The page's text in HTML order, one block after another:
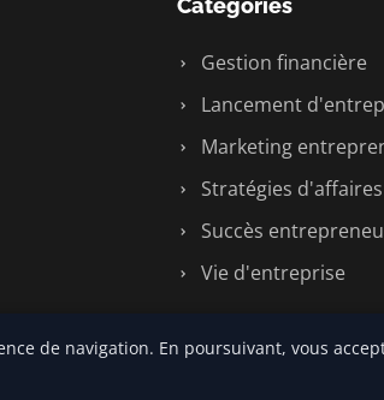
Catégories
Gestion financière
Lancement
Marketing
Stratégies d'affaires
Succès
Vie d'entreprise
de navigation. En poursuivant, vous